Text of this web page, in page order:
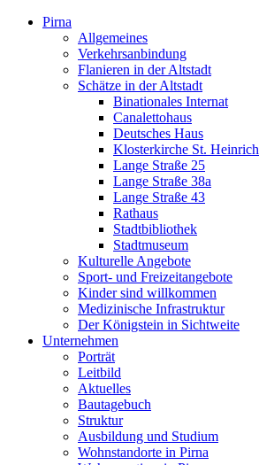
Pirna
Allgemeines
Verkehrsanbindung
Flanieren in der Altstadt
Schätze in der Altstadt
Binationales Internat
Canalettohaus
Deutsches Haus
Klosterkirche St. Heinrich
Lange Straße 25
Lange Straße 38a
Lange Straße 43
Rathaus
Stadtbibliothek
Stadtmuseum
Kulturelle Angebote
Sport- und Freizeitangebote
Kinder sind willkommen
Medizinische Infrastruktur
Der Königstein in Sichtweite
Unternehmen
Porträt
Leitbild
Aktuelles
Bautagebuch
Struktur
Ausbildung und Studium
Wohnstandorte in Pirna